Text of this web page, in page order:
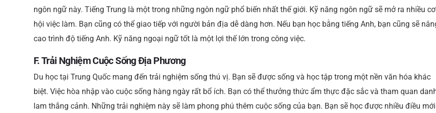
ngôn ngữ này. Tiếng Trung là một trong những ngôn ngữ phổ biến nhất thế giới. Kỹ năng ngôn ngữ sẽ mở ra nhiều cơ
hội việc làm. Bạn cũng có thể giao tiếp với người bản địa dễ dàng hơn. Nếu bạn học bằng tiếng Anh, bạn cũng sẽ
cao trình độ tiếng Anh. Kỹ năng ngoại ngữ tốt là một lợi thế lớn trong công việc.
F. Trải Nghiệm Cuộc Sống Địa Phương
Du học tại Trung Quốc mang đến trải nghiệm sống thú vị. Bạn sẽ được sống và học tập trong một nền văn hóa khác
biệt. Việc hòa nhập vào cuộc sống hàng ngày rất bổ ích. Bạn có thể thưởng thức ẩm thực đặc sắc và tham quan
lam thắng cảnh. Những trải nghiệm này sẽ làm phong phú thêm cuộc sống của bạn. Bạn sẽ học được nhiều điều mới